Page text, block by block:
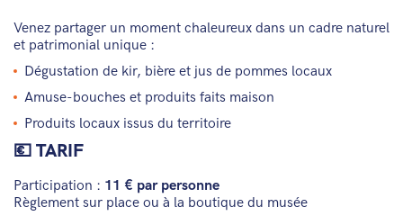
Venez partager un moment chaleureux dans un cadre naturel
et patrimonial unique :
Dégustation de kir, bière et jus de pommes locaux
Amuse-bouches et produits faits maison
Produits locaux issus du territoire
💶 TARIF
Participation : 11 € par personne
Règlement sur place ou à la boutique du musée